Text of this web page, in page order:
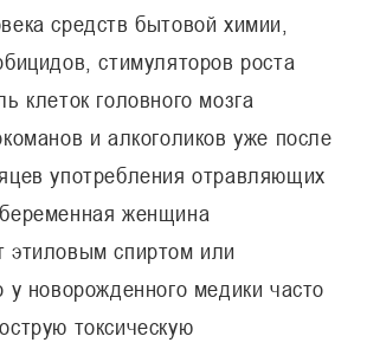
средств бытовой химии,
стимуляторов роста
клеток головного мозга
и алкоголиков уже после
употребления отравляющих
женщина
этиловым спиртом или
у новорожденного медики часто
токсическую